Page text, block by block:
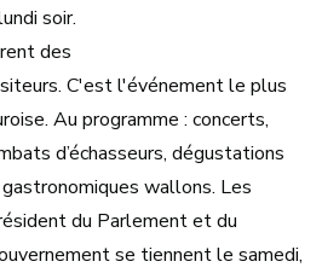
soir.
des
C'est l'événement le plus
Au programme : concerts,
d’échasseurs, dégustations
wallons. Les
du Parlement et du
se tiennent le samedi,